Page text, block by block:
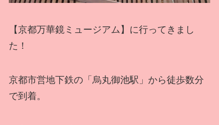
【京都万華鏡ミュージアム】に行ってきまし
た！
京都市営地下鉄の「烏丸御池駅」から徒歩数分
で到着。